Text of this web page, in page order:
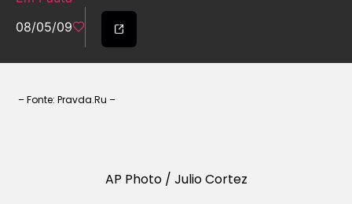
08/05/09
– Fonte: Pravda.Ru –
AP Photo / Julio Cortez